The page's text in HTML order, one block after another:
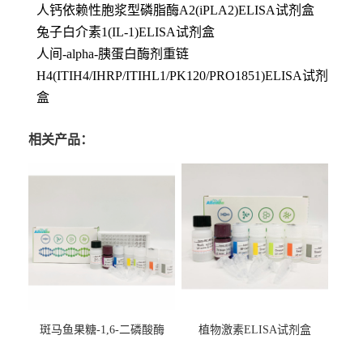
人钙依赖性胞浆型磷脂酶A2(iPLA2)ELISA试剂盒
兔子白介素1(IL-1)ELISA试剂盒
人间-alpha-胰蛋白酶剂重链
H4(ITIH4/IHRP/ITIHL1/PK120/PRO1851)ELISA试剂
盒
相关产品：
斑马鱼果糖-1,6-二磷酸酶
植物激素ELISA试剂盒